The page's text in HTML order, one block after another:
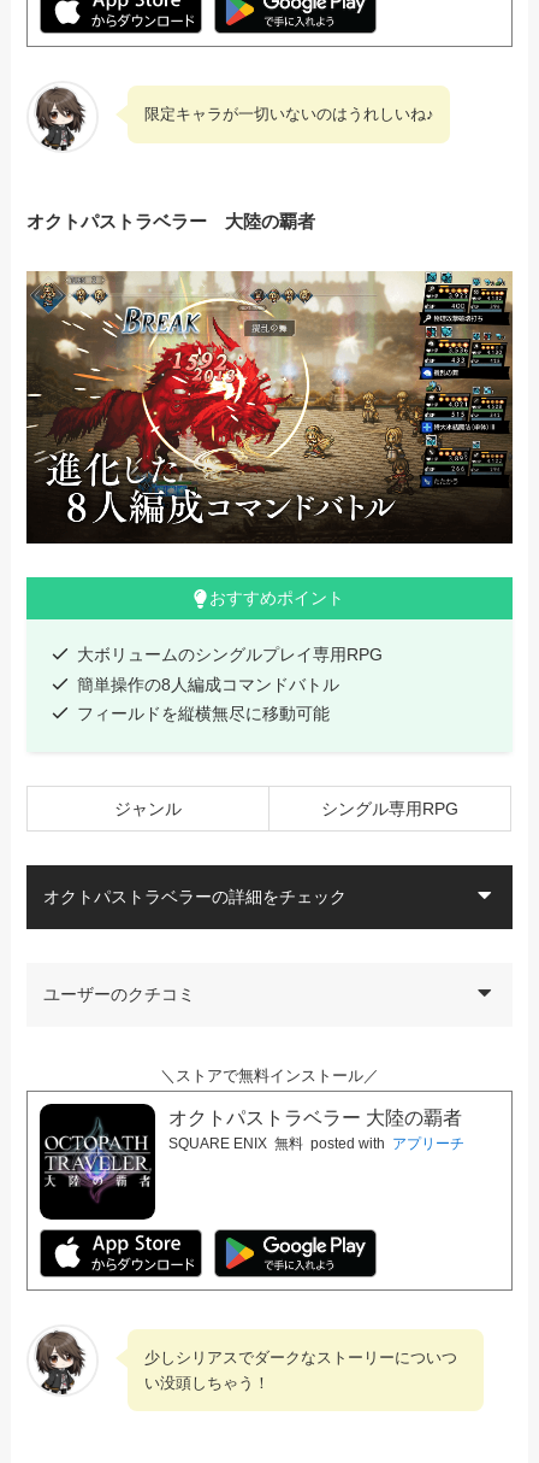
限定キャラが一切いないのはうれしいね♪
オクトパストラベラー 大陸の覇者
おすすめポイント
大ボリュームのシングルプレイ専用RPG
簡単操作の8人編成コマンドバトル
フィールドを縦横無尽に移動可能
ジャンル シングル専用RPG
オクトパストラベラーの詳細をチェック
ユーザーのクチコミ
＼ストアで無料インストール／
オクトパストラベラー 大陸の覇者
SQUARE ENIX 無料 posted with アプリーチ
少しシリアスでダークなストーリーについつ
い没頭しちゃう！